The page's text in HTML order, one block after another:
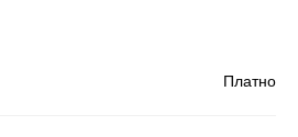
Платно